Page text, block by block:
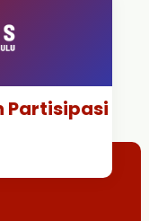
Partisipasi